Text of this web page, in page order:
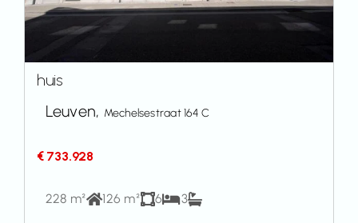
huis
Leuven, Mechelsestraat 164 C
€ 733.928
228 m² 126 m² 6 3